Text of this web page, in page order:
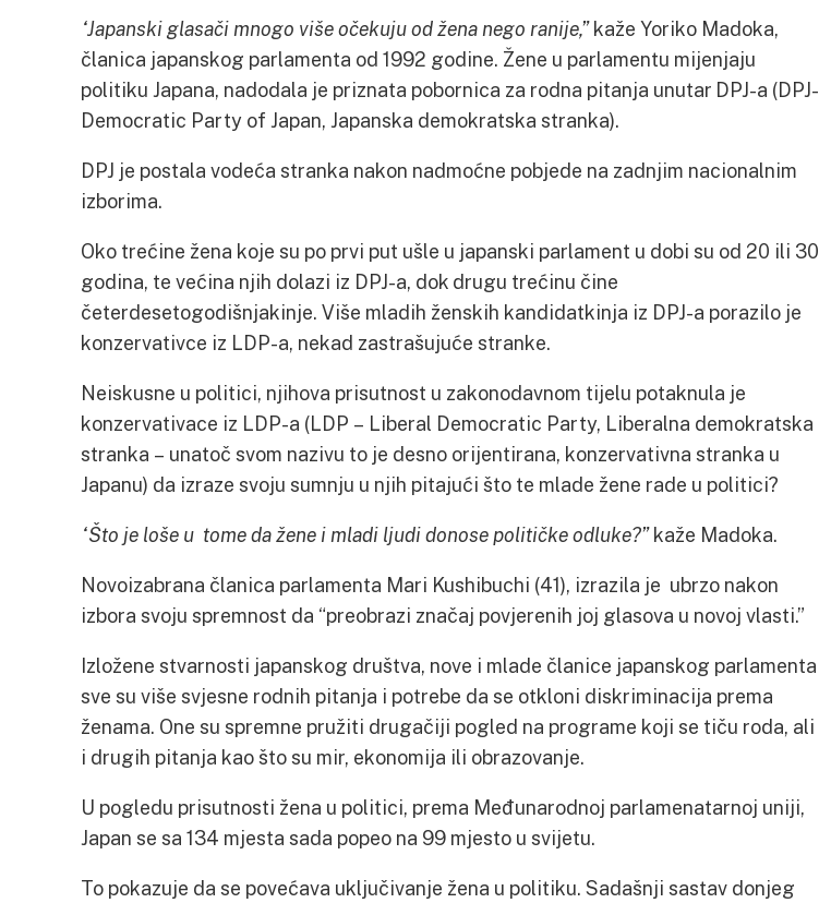
“Japanski glasači mnogo više očekuju od žena nego ranije,”kaže Yoriko Madoka,
članica japanskog parlamenta od 1992 godine. Žene u parlamentu mijenjaju
politiku Japana, nadodala je priznata pobornica za rodna pitanja unutar DPJ-a (DPJ-
Democratic Party of Japan, Japanska demokratska stranka).
DPJ je postala vodeća stranka nakon nadmoćne pobjede na zadnjim nacionalnim
izborima.
Oko trećine žena koje su po prvi put ušle u japanski parlament u dobi su od 20 ili 30
godina, te većina njih dolazi iz DPJ-a, dok drugu trećinu čine
četerdesetogodišnjakinje. Više mladih ženskih kandidatkinja iz DPJ-a porazilo je
konzervativce iz LDP-a, nekad zastrašujuće stranke.
Neiskusne u politici, njihova prisutnost u zakonodavnom tijelu potaknula je
konzervativace iz LDP-a (LDP – Liberal Democratic Party, Liberalna demokratska
stranka – unatoč svom nazivu to je desno orijentirana, konzervativna stranka u
Japanu) da izraze svoju sumnju u njih pitajući što te mlade žene rade u politici?
“Što je loše u tome da žene i mladi ljudi donose političke odluke?”kaže Madoka.
Novoizabrana članica parlamenta Mari Kushibuchi (41), izrazila je ubrzo nakon
izbora svoju spremnost da “preobrazi značaj povjerenih joj glasova u novoj vlasti.”
Izložene stvarnosti japanskog društva, nove i mlade članice japanskog parlamenta
sve su više svjesne rodnih pitanja i potrebe da se otkloni diskriminacija prema
ženama. One su spremne pružiti drugačiji pogled na programe koji se tiču roda, ali
i drugih pitanja kao što su mir, ekonomija ili obrazovanje.
U pogledu prisutnosti žena u politici, prema Međunarodnoj parlamenatarnoj uniji,
Japan se sa 134 mjesta sada popeo na 99 mjesto u svijetu.
To pokazuje da se povećava uključivanje žena u politiku. Sadašnji sastav donjeg